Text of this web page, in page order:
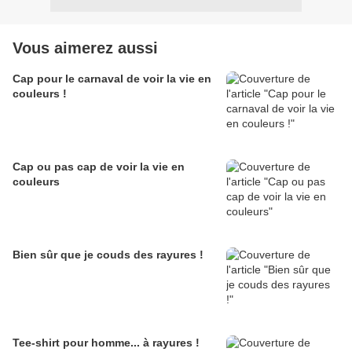
Vous aimerez aussi
Cap pour le carnaval de voir la vie en
couleurs !
Cap ou pas cap de voir la vie en
couleurs
Bien sûr que je couds des rayures !
Tee-shirt pour homme... à rayures !